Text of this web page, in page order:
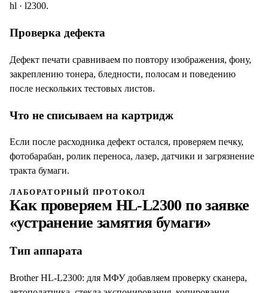
hl · l2300.
Проверка дефекта
Дефект печати сравниваем по повтору изображения, фону,
закреплению тонера, бледности, полосам и поведению
после нескольких тестовых листов.
Что не списываем на картридж
Если после расходника дефект остался, проверяем печку,
фотобарабан, ролик переноса, лазер, датчики и загрязнение
тракта бумаги.
ЛАБОРАТОРНЫЙ ПРОТОКОЛ
Как проверяем HL-L2300 по заявке
«устранение замятия бумаги»
Тип аппарата
Brother HL-L2300: для МФУ добавляем проверку сканера,